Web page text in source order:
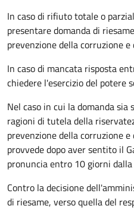
In caso di rifiuto totale o
presentare domanda di
prevenzione della corruzione
In caso di mancata risposta
chiedere l'esercizio del potere
Nel caso in cui la domanda
ragioni di tutela della
prevenzione della corruzione
provvede dopo aver sentito il
pronuncia entro 10 giorni
Contro la decisione
di riesame, verso quella del